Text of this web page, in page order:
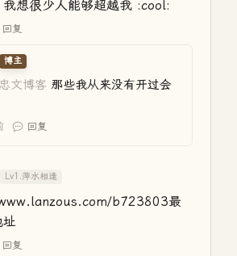
我想很少人能够超越我 :cool:
回复
博主
文博客 那些我从来没有开过会
回复
Lv1.萍水相逢
b723803最
址
回复